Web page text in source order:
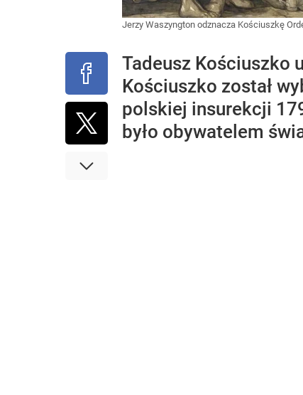
Jerzy Waszyngton odznacza Kościuszkę
Tadeusz Kościuszko
Kościuszko został
polskiej insurekcji
było obywatelem